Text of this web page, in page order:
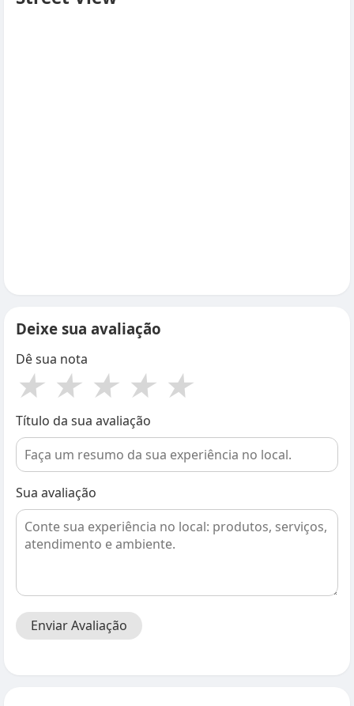
Deixe sua avaliação
Dê sua nota
★ ★ ★ ★ ★
Título da sua avaliação
Sua avaliação
Enviar Avaliação